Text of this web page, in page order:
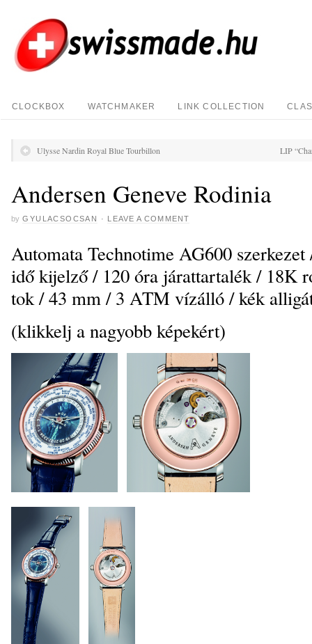
CLOCKBOX WATCHMAKER LINK COLLECTION
Ulysse Nardin Royal Blue Tourbillon LIP
Andersen Geneve Rodinia
by GYULACSOCSAN · LEAVE A COMMENT
Automata Technotime AG600
idő kijelző / 120 óra járattartalék / 18K
tok / 43 mm / 3 ATM vízálló / kék
(klikkelj a nagyobb képekért)